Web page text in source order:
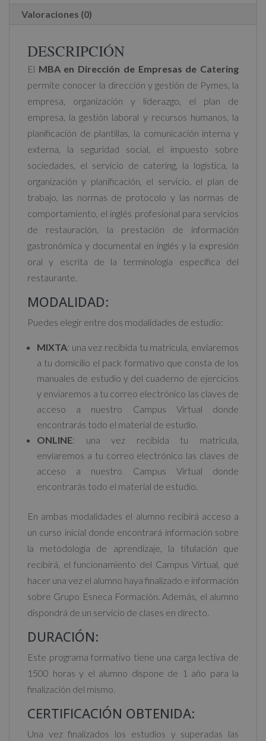
Valoraciones (0)
DESCRIPCIÓN
El MBA en Dirección de Empresas de Catering
permite conocer la dirección y gestión de Pymes, la
empresa, organización y liderazgo, el plan de
empresa, la gestión laboral y recursos humanos, la
planificación de plantillas, la comunicación interna y
externa, la seguridad social, el impuesto sobre
sociedades, el servicio de catering, la logística, la
organización y planificación, el servicio, el plan de
trabajo, las normas de protocolo y las normas de
comportamiento, el inglés profesional para servicios
de restauración, la prestación de información
gastronómica y documental en inglés y la expresión
oral y escrita de la terminología específica del
restaurante.
MODALIDAD:
Puedes elegir entre dos modalidades de estudio:
MIXTA: una vez recibida tu matrícula, enviaremos
a tu domicilio el pack formativo que consta de los
manuales de estudio y del cuaderno de ejercicios
y enviaremos a tu correo electrónico las claves de
acceso a nuestro Campus Virtual donde
encontrarás todo el material de estudio.
ONLINE: una vez recibida tu matrícula,
enviaremos a tu correo electrónico las claves de
acceso a nuestro Campus Virtual donde
encontrarás todo el material de estudio.
En ambas modalidades el alumno recibirá acceso a
un curso inicial donde encontrará información sobre
la metodología de aprendizaje, la titulación que
recibirá, el funcionamiento del Campus Virtual, qué
hacer una vez el alumno haya finalizado e información
sobre Grupo Esneca Formación. Además, el alumno
dispondrá de un servicio de clases en directo.
DURACIÓN:
Este programa formativo tiene una carga lectiva de
1500 horas y el alumno dispone de 1 año para la
finalización del mismo.
CERTIFICACIÓN OBTENIDA:
Una vez finalizados los estudios y superadas las